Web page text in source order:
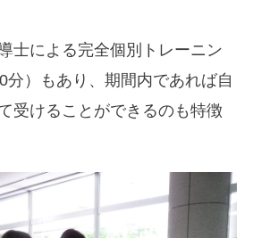
士による完全個別トレーニン
分）もあり、期間内であれば自
受けることができるのも特徴